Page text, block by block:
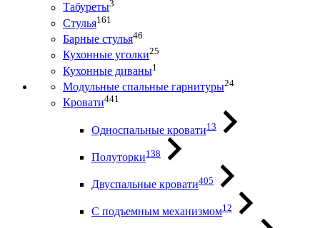
Табуреты3
Стулья161
Барные стулья46
Кухонные уголки25
Кухонные диваны1
Модульные спальные гарнитуры24
Кровати441
Односпальные кровати13
Полуторки138
Двуспальные кровати405
С подъемным механизмом12